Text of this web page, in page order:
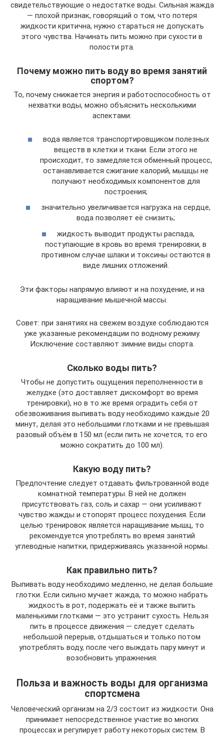
свидетельствующие о недостатке воды. Сильная жажда
— плохой признак, говорящий о том, что потеря
жидкости критична, нужно стараться не допускать
этого чувства. Начинать пить можно при сухости в
полости рта.
Почему можно пить воду во время занятий
спортом?
То, почему снижается энергия и работоспособность от
нехватки воды, можно объяснить несколькими
аспектами:
вода является транспортировщиком полезных
веществ в клетки и ткани. Если этого не
происходит, то замедляется обменный процесс,
останавливается сжигание калорий, мышцы не
получают необходимых компонентов для
построения;
значительно увеличивается нагрузка на сердце,
вода позволяет её снизить;
жидкость выводит продукты распада,
поступающие в кровь во время тренировки, в
противном случае шлаки и токсины остаются в
виде лишних отложений.
Эти факторы напрямую влияют и на похудение, и на
наращивание мышечной массы.
Совет: при занятиях на свежем воздухе соблюдаются
уже указанные рекомендации по водному режиму.
Исключение составляют зимние виды спорта.
Сколько воды пить?
Чтобы не допустить ощущения переполненности в
желудке (это доставляет дискомфорт во время
тренировки), но в то же время оградить себя от
обезвоживания выпивать воду необходимо каждые 20
минут, делая это небольшими глотками и не превышая
разовый объём в 150 мл (если пить не хочется, то его
можно сократить до 100 мл).
Какую воду пить?
Предпочтение следует отдавать фильтрованной воде
комнатной температуры. В ней не должен
присутствовать газ, соль и сахар — они усиливают
чувство жажды и стопорят процесс похудения. Если
целью тренировок является наращивание мышц, то
рекомендуется употреблять во время занятий
углеводные напитки, придерживаясь указанной нормы.
Как правильно пить?
Выпивать воду необходимо медленно, не делая большие
глотки. Если сильно мучает жажда, то можно набрать
жидкость в рот, подержать её и также выпить
маленькими глотками — это устранит сухость. Нельзя
пить в процессе движения — следует сделать
небольшой перерыв, отдышаться и только потом
употреблять воду, после чего выждать пару минут и
возобновить упражнения.
Польза и важность воды для организма
спортсмена
Человеческий организм на 2/3 состоит из жидкости. Она
принимает непосредственное участие во многих
процессах и регулирует работу некоторых систем. В